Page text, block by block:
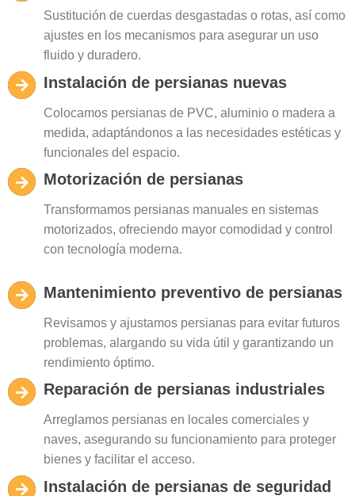
Sustitución de cuerdas desgastadas o rotas, así como
ajustes en los mecanismos para asegurar un uso
fluido y duradero.
Instalación de persianas nuevas
Colocamos persianas de PVC, aluminio o madera a
medida, adaptándonos a las necesidades estéticas y
funcionales del espacio.
Motorización de persianas
Transformamos persianas manuales en sistemas
motorizados, ofreciendo mayor comodidad y control
con tecnología moderna.
Mantenimiento preventivo de persianas
Revisamos y ajustamos persianas para evitar futuros
problemas, alargando su vida útil y garantizando un
rendimiento óptimo.
Reparación de persianas industriales
Arreglamos persianas en locales comerciales y
naves, asegurando su funcionamiento para proteger
bienes y facilitar el acceso.
Instalación de persianas de seguridad